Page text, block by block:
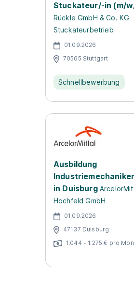
Stuckateur/-in (m/
Rückle GmbH & Co. KG
Stuckateurbetrieb
01.09.2026
70565 Stuttgart
Schnellbewerbung
Ausbildung
in Duisburg
Hochfeld GmbH
01.09.2026
47137 Duisburg
1.044 - 1.275 € pro